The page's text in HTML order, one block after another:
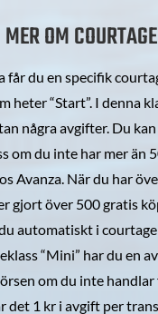
MER OM COURTAGE
får du en specifik
heter “Start”. I denna
några avgifter. Du
om du inte har mer än
Avanza. När du har
gjort över 500 gratis
automatiskt i
“Mini” har du en
om du inte
det 1 kr i avgift per